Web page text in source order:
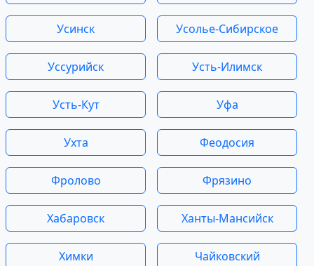
Усинск Усолье-Сибирское
Уссурийск Усть-Илимск
Усть-Кут Уфа
Ухта Феодосия
Фролово Фрязино
Хабаровск Ханты-Мансийск
Химки Чайковский